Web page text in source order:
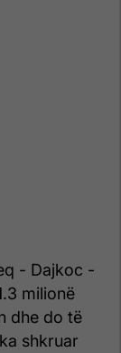
- Dajkoc -
milionë
dhe do të
shkruar